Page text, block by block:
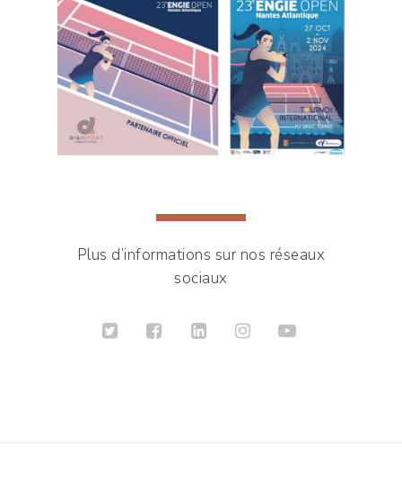
Plus d’informations sur nos réseaux
sociaux